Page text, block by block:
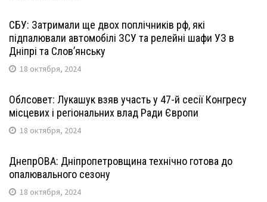
СБУ: Затримали ще двох поплічників рф, які
підпалювали автомобілі ЗСУ та релейні шафи УЗ в
Дніпрі та Слов’янську
18 октября, 2024
Облсовет: Лукашук взяв участь у 47-й сесії Конгресу
місцевих і регіональних влад Ради Європи
18 октября, 2024
ДнепрОВА: Дніпропетровщина технічно готова до
опалювального сезону
18 октября, 2024